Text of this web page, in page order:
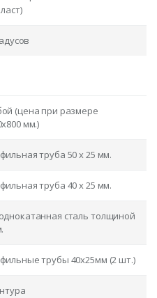
(цена при размере
мм.)
труба 50 х 25 мм.
труба 40 х 25 мм.
сталь толщиной
трубы 40х25мм (2 шт.)